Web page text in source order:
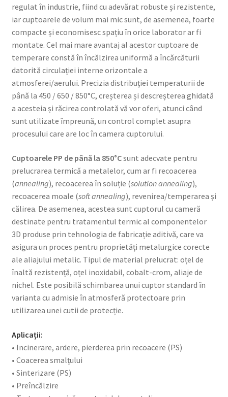
regulat în industrie, fiind cu adevărat robuste și rezistente,
iar cuptoarele de volum mai mic sunt, de asemenea, foarte
compacte și economisesc spațiu în orice laborator ar fi
montate. Cel mai mare avantaj al acestor cuptoare de
temperare constă în încălzirea uniformă a încărcăturii
datorită circulației interne orizontale a
atmosferei/aerului. Precizia distribuției temperaturii de
până la 450 / 650 / 850°C, creșterea și descreșterea ghidată
a acesteia și răcirea controlată vă vor oferi, atunci când
sunt utilizate împreună, un control complet asupra
procesului care are loc în camera cuptorului.
Cuptoarele PP de până la 850°Csunt adecvate pentru
prelucrarea termică a metalelor, cum ar fi recoacerea
(annealing), recoacerea în soluție (solution annealing),
recoacerea moale (soft annealing), revenirea/temperarea și
călirea. De asemenea, acestea sunt cuptorul cu cameră
destinate pentru tratamentul termic al componentelor
3D produse prin tehnologia de fabricație aditivă, care va
asigura un proces pentru proprietăți metalurgice corecte
ale aliajului metalic. Tipul de material prelucrat: oțel de
înaltă rezistență, oțel inoxidabil, cobalt-crom, aliaje de
nichel. Este posibilă schimbarea unui cuptor standard în
varianta cu admisie în atmosferă protectoare prin
utilizarea unei cutii de protecție.
Aplicații:
• Incinerare, ardere, pierderea prin recoacere (PS)
• Coacerea smalțului
• Sinterizare (PS)
• Preîncălzire